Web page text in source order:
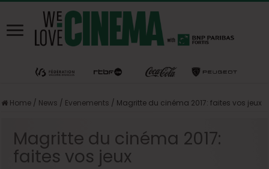
Home / News / Evenements / Magritte du cinéma 2017: faites vos jeux
Magritte du cinéma 2017:
faites vos jeux